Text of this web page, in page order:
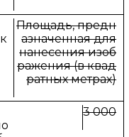
Площадь, предн
азначенная для
нанесения изоб
ражения (в квад
ратных метрах)
3 000